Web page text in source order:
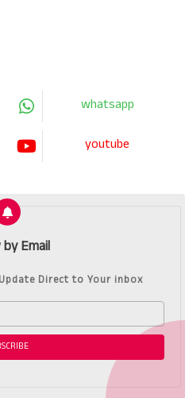
whatsapp
youtube
Email
Direct to Your inbox